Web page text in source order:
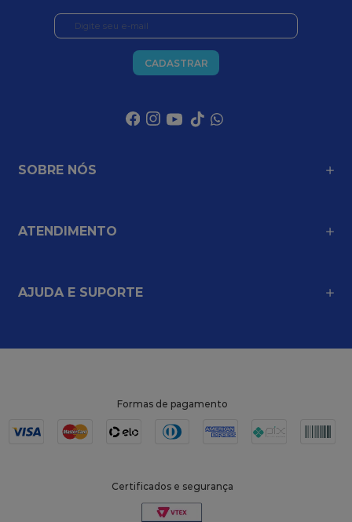
CADASTRAR
SOBRE NÓS
ATENDIMENTO
AJUDA E SUPORTE
Formas de pagamento
Certificados e segurança